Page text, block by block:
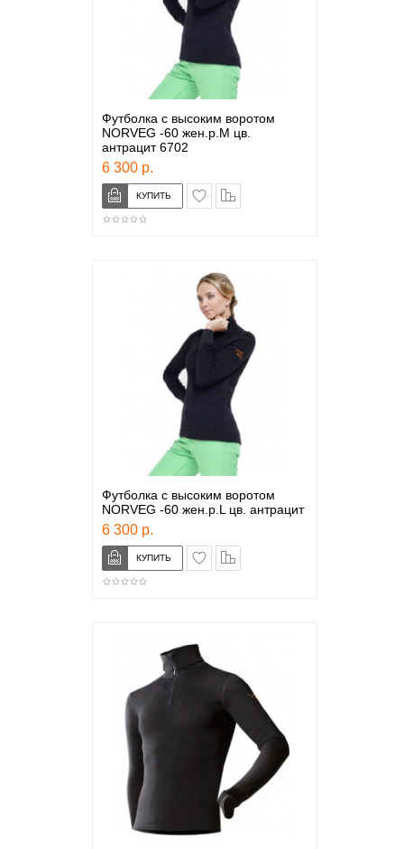
Футболка с высоким воротом
NORVEG -60 жен.р.M цв.
антрацит 6702
6 300 р.
в закладки
Футболка с высоким воротом
NORVEG -60 жен.р.L цв. антрацит
6 300 р.
в закладки